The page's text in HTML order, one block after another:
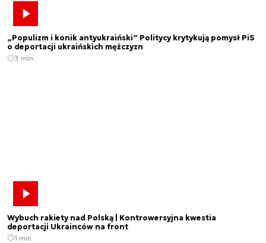
„Populizm i konik antyukraiński” Politycy krytykują pomysł PiS
o deportacji ukraińskich mężczyzn
3 min.
Wybuch rakiety nad Polską | Kontrowersyjna kwestia
deportacji Ukrainców na front
1 min.